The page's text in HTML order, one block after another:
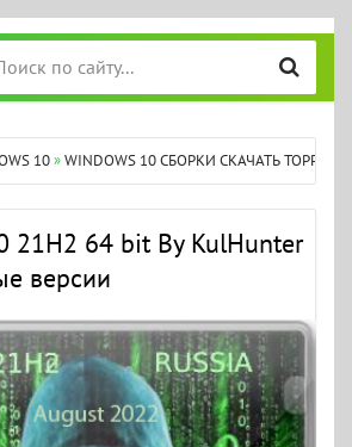
10»WINDOWS 10 СБОРКИ СКАЧАТЬ ТОРРЕНТ
21H2 64 bit By KulHunter
версии